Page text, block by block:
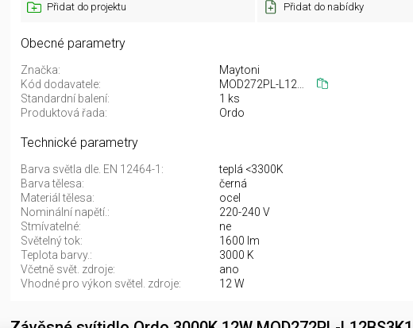
Přidat do projektu Přidat do nabídky
Obecné parametry
Značka: Maytoni
Kód dodavatele:
Standardní balení:
1 ks
Produktová řada:
Ordo
Technické parametry
Barva světla dle. EN 12464-1: teplá <3300K
Barva tělesa:
černá
Materiál tělesa:
ocel
Nominální napětí.:
220-240 V
Stmívatelné:
ne
Světelný tok:
1600 lm
Teplota barvy.:
3000 K
Včetně svět. zdroje:
ano
Vhodné pro výkon světel. zdroje:
12 W